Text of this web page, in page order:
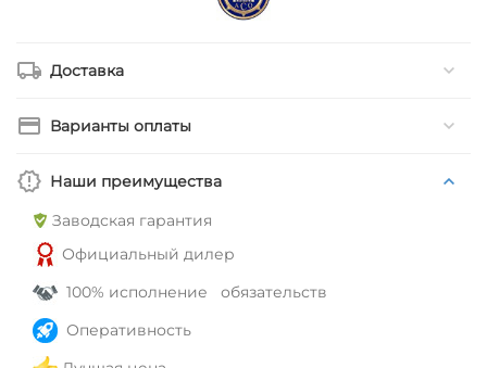
Доставка
Варианты оплаты
Наши преимущества
Заводская гарантия
Официальный дилер
100% исполнение обязательств
Оперативность